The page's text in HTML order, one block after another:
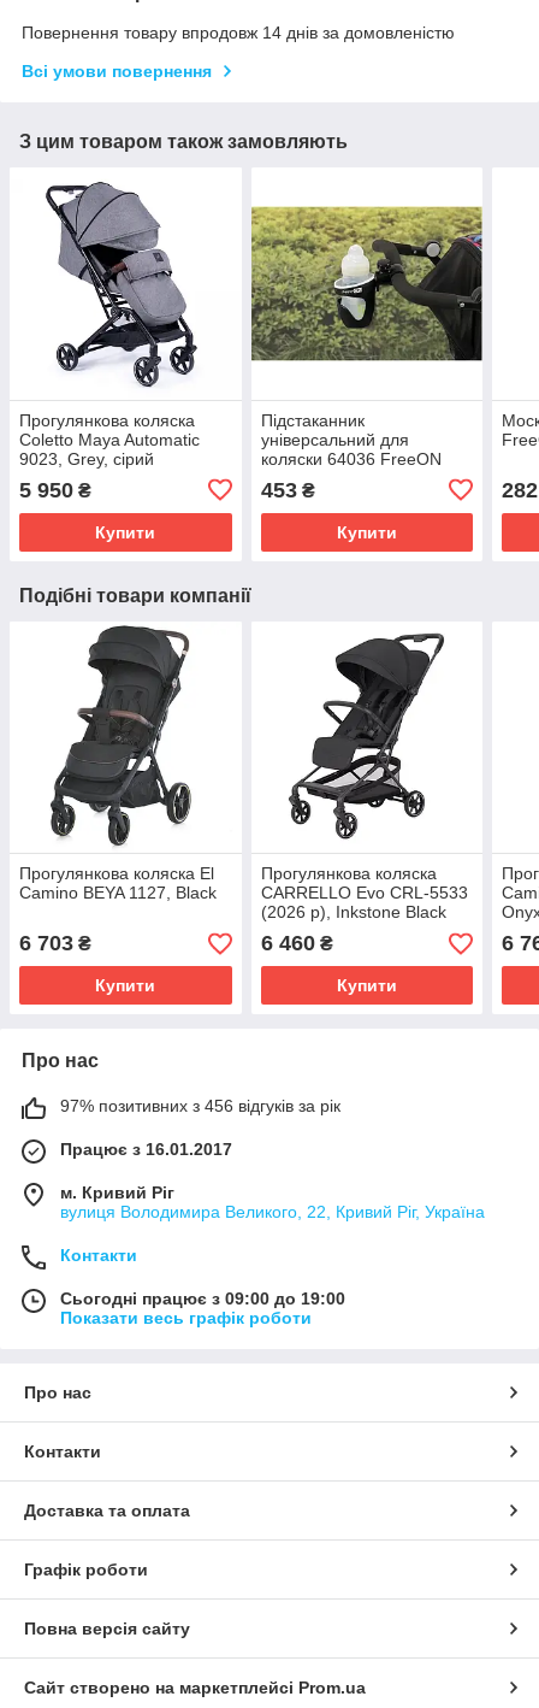
Повернення товару впродовж 14 днів за домовленістю
Всі умови повернення
З цим товаром також замовляють
Прогулянкова коляска
Coletto Maya Automatic
9023, Grey, сірий
5 950 ₴
Купити
Підстаканник
універсальний для
коляски 64036 FreeON
453₴
Купити
282
Подібні товари компанії
Прогулянкова коляска El
Camino BEYA 1127, Black
6 703 ₴
Купити
Прогулянкова коляска
CARRELLO Evo CRL-5533
(2026 р), Inkstone Black
6 460₴
Купити
6
Про нас
97% позитивних з 456 відгуків за рік
Працює з 16.01.2017
м. Кривий Ріг
вулиця Володимира Великого, 22, Кривий Ріг, Україна
Контакти
Сьогодні працює з 09:00 до 19:00
Показати весь графік роботи
Про нас
Контакти
Доставка та оплата
Графік роботи
Повна версія сайту
Сайт створено на маркетплейсі Prom.ua